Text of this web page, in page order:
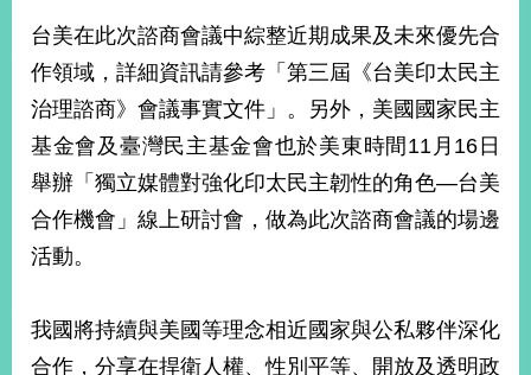
開
為
民
服
本
部
相
網
站
台美在此次諮商會議中綜整近期成果及未來優先合
作領域，詳細資訊請參考「第三屆《台美印太民主
治理諮商》會議事實文件」。另外，美國國家民主
基金會及臺灣民主基金會也於美東時間11月16日
舉辦「獨立媒體對強化印太民主韌性的角色—台美
合作機會」線上研討會，做為此次諮商會議的場邊
活動。
我國將持續與美國等理念相近國家與公私夥伴深化
合作，分享在捍衛人權、性別平等、開放及透明政